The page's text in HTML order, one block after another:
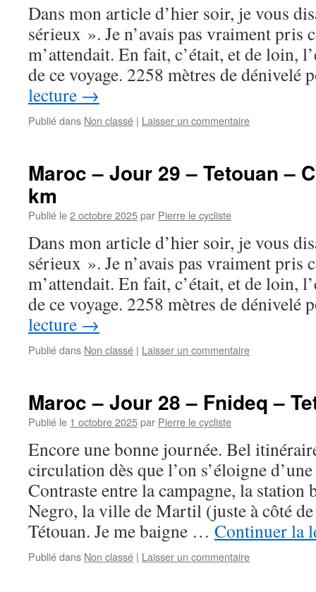
Dans mon article d’hier soir, je vous
sérieux ». Je n’avais pas vraiment pris
m’attendait. En fait, c’était, et de loin,
de ce voyage. 2258 mètres de
lecture →
Publié dans Non classé | Laisser un commentaire
Maroc – Jour 29 – Tetouan –
km
Publié le2 octobre 2025par Pierre le cycliste
Dans mon article d’hier soir, je vous
sérieux ». Je n’avais pas vraiment pris
m’attendait. En fait, c’était, et de loin,
de ce voyage. 2258 mètres de
lecture →
Publié dans Non classé | Laisser un commentaire
Maroc – Jour 28 – Fnideq –
Publié le 1 octobre 2025par Pierre le cycliste
Encore une bonne journée. Bel
circulation dès que l’on s’éloigne
Contraste entre la campagne, la station
Negro, la ville de Martil (juste à côté
Tétouan. Je me baigne … Continuer la
Publié dans Non classé | Laisser un commentaire